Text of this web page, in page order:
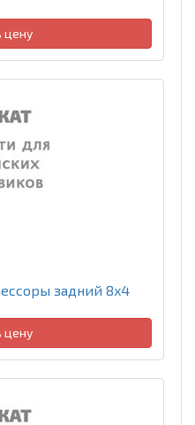
цену
задний 8x4
цену